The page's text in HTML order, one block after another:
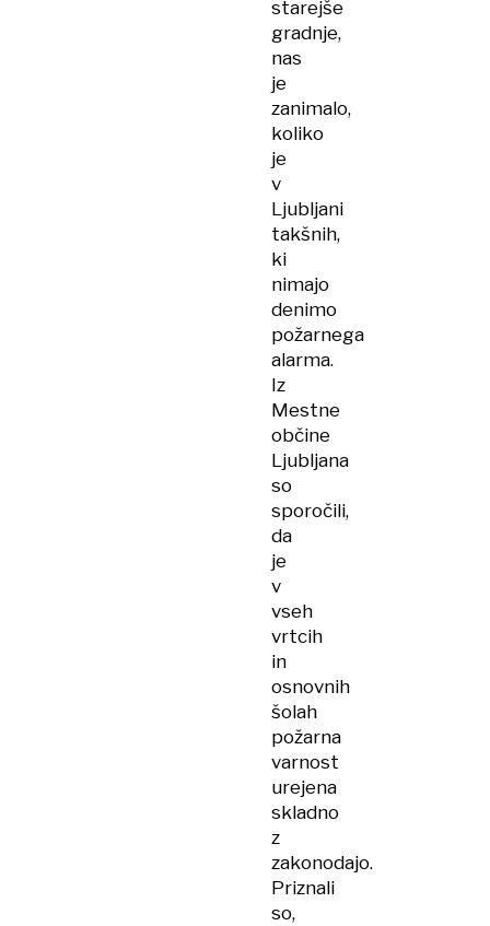
starejše
gradnje,
nas
je
zanimalo,
koliko
je
v
Ljubljani
takšnih,
ki
nimajo
denimo
požarnega
alarma.
Iz
Mestne
občine
Ljubljana
so
sporočili,
da
je
v
vseh
vrtcih
in
osnovnih
šolah
požarna
varnost
urejena
skladno
z
zakonodajo.
Priznali
so,